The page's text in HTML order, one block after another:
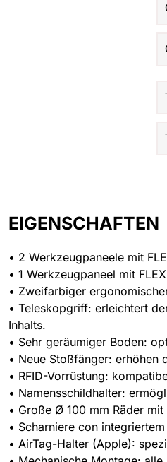
EIGENSCHAFTEN
• 2 Werkzeugpaneele mit
• 1 Werkzeugpaneel mit
• Zweifarbiger
• Teleskopgriff: erleichtert
Inhalts.
• Sehr geräumiger Boden:
• Neue Stoßfänger: erhöhen
• RFID-Vorrüstung:
• Namensschildhalter:
• Große Ø 100 mm Räder
• Scharniere con
• AirTag-Halter (Apple):